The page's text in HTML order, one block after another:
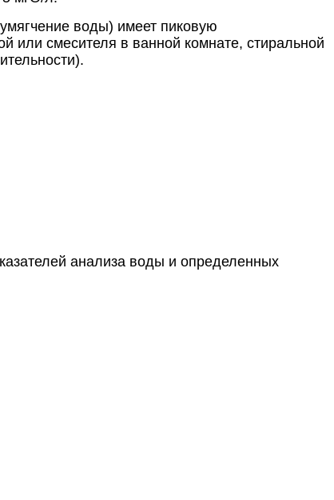
воды) имеет пиковую
или смесителя в ванной комнате, стиральной
анализа воды и определенных